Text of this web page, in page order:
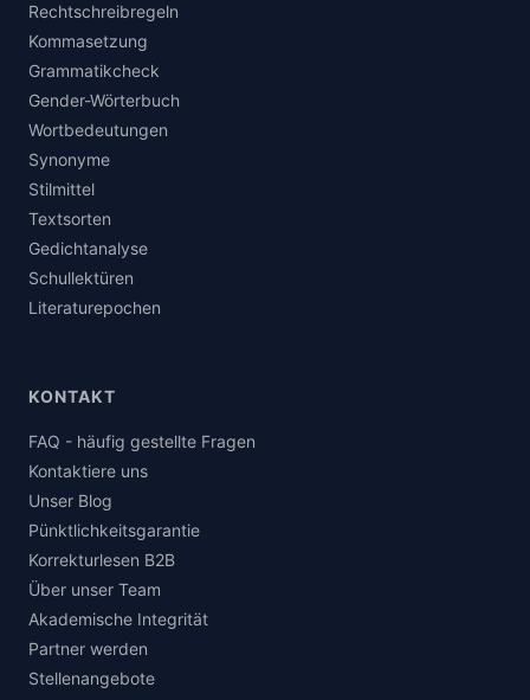
Rechtschreibregeln
Kommasetzung
Grammatikcheck
Gender-Wörterbuch
Wortbedeutungen
Synonyme
Stilmittel
Textsorten
Gedichtanalyse
Schullektüren
Literaturepochen
KONTAKT
FAQ - häufig gestellte Fragen
Kontaktiere uns
Unser Blog
Pünktlichkeitsgarantie
Korrekturlesen B2B
Über unser Team
Akademische Integrität
Partner werden
Stellenangebote